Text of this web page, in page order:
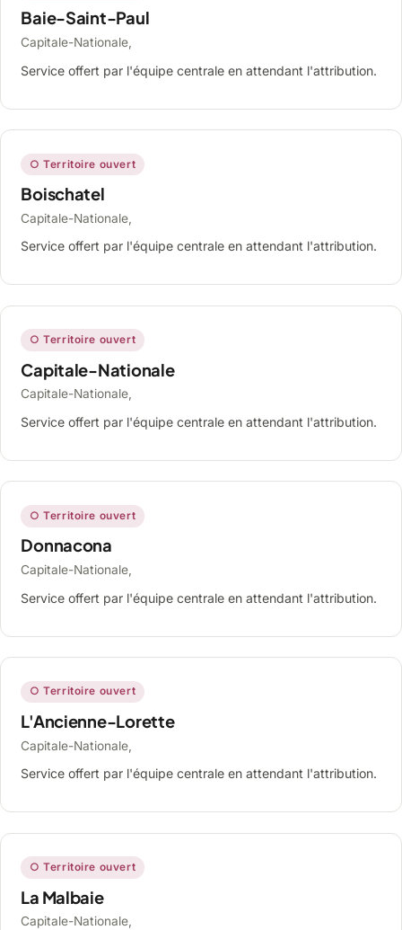
Baie-Saint-Paul
Capitale-Nationale,
Service offert par l'équipe centrale en attendant l'attribution.
○ Territoire ouvert
Boischatel
Capitale-Nationale,
Service offert par l'équipe centrale en attendant l'attribution.
○ Territoire ouvert
Capitale-Nationale
Capitale-Nationale,
Service offert par l'équipe centrale en attendant l'attribution.
○ Territoire ouvert
Donnacona
Capitale-Nationale,
Service offert par l'équipe centrale en attendant l'attribution.
○ Territoire ouvert
L'Ancienne-Lorette
Capitale-Nationale,
Service offert par l'équipe centrale en attendant l'attribution.
○ Territoire ouvert
La Malbaie
Capitale-Nationale,